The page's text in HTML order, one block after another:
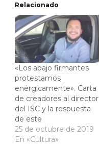
Relacionado
«Los abajo firmantes
protestamos
enérgicamente». Carta
de creadores al director
del ISC y la respuesta
de este
25 de octubre de 2019
En «Cultura»